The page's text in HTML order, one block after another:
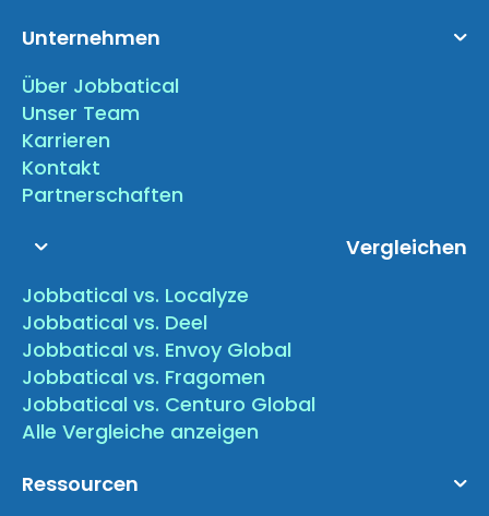
Unternehmen
Über Jobbatical
Unser Team
Karrieren
Kontakt
Partnerschaften
Vergleichen
Jobbatical vs. Localyze
Jobbatical vs. Deel
Jobbatical vs. Envoy Global
Jobbatical vs. Fragomen
Jobbatical vs. Centuro Global
Alle Vergleiche anzeigen
Ressourcen